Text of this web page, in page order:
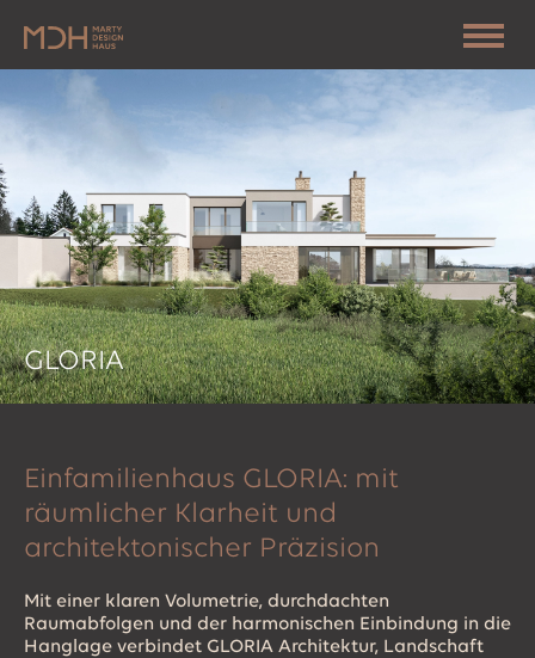
GLORIA
Einfamilienhaus GLORIA: mit
räumlicher Klarheit und
architektonischer Präzision
Mit einer klaren Volumetrie, durchdachten
Raumabfolgen und der harmonischen Einbindung in die
Hanglage verbindet GLORIA Architektur, Landschaft